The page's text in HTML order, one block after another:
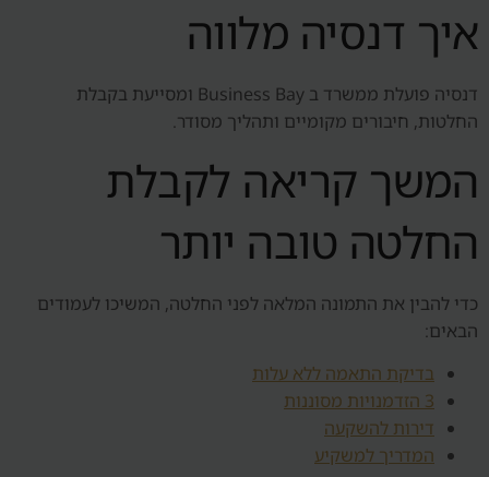
איך דנסיה מלווה
דנסיה פועלת ממשרד ב Business Bay ומסייעת בקבלת
החלטות, חיבורים מקומיים ותהליך מסודר.
המשך קריאה לקבלת
החלטה טובה יותר
כדי להבין את התמונה המלאה לפני החלטה, המשיכו לעמודים
הבאים:
בדיקת התאמה ללא עלות
3 הזדמנויות מסוננות
דירות להשקעה
המדריך למשקיע